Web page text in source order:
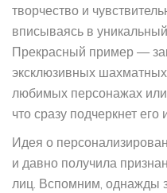
творчество и
вписываясь в
Прекрасный пример —
эксклюзивных
любимых персонажах или
что сразу подчеркнет
Идея о
и давно получила
лиц. Вспомним, однажды